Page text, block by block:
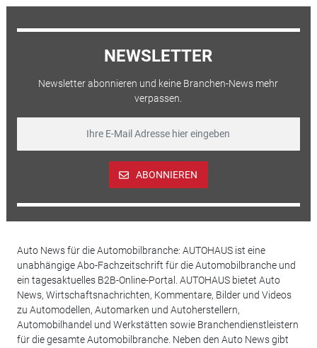
NEWSLETTER
Newsletter abonnieren und keine Branchen-News mehr
verpassen.
ABONNIEREN
Auto News für die Automobilbranche: AUTOHAUS ist eine
unabhängige Abo-Fachzeitschrift für die Automobilbranche und
ein tagesaktuelles B2B-Online-Portal. AUTOHAUS bietet Auto
News, Wirtschaftsnachrichten, Kommentare, Bilder und Videos
zu Automodellen, Automarken und Autoherstellern,
Automobilhandel und Werkstätten sowie Branchendienstleistern
für die gesamte Automobilbranche. Neben den Auto News gibt